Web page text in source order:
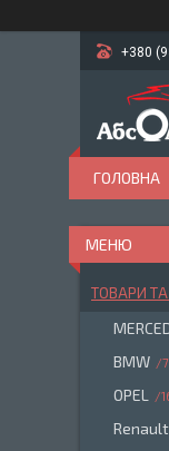
+380
ГОЛОВНА
ТОВАРИ
BMW
OPEL
Renault